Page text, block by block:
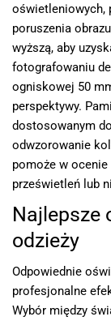
oświetleniowych,
poruszenia
wyższą, aby
fotografowaniu
ogniskowej 50
perspektywy.
dostosowanym
odwzorowanie
pomoże w
prześwietleń lub
Najlepsze
odzieży
Odpowiednie
profesjonalne
Wybór między